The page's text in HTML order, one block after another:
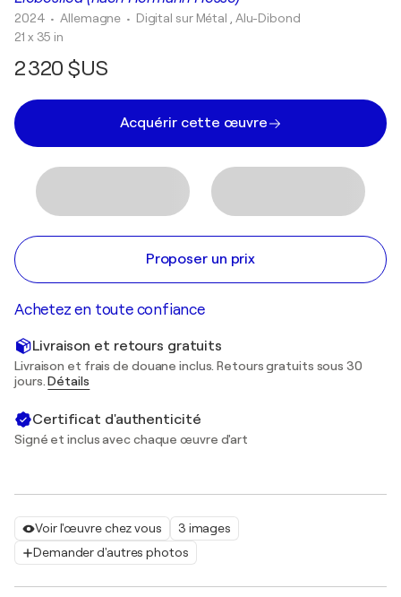
Voir l'œuvre chez vous
3 images
Demander d'autres photos
2024 • Allemagne • Digital sur Métal , Alu-Dibond
21 x 35 in
2 320 $US
Acquérir cette œuvre
Proposer un prix
Achetez en toute confiance
Livraison et retours gratuits
Livraison et frais de douane inclus. Retours gratuits sous 30
jours.Détails
Certificat d'authenticité
Signé et inclus avec chaque œuvre d'art